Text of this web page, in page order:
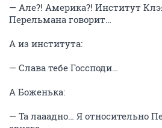
— Але?! Америка?! Институт
Перельмана говорит…
А из института:
— Слава тебе Госсподи…
А Боженька:
— Та лааадно… Я относительно